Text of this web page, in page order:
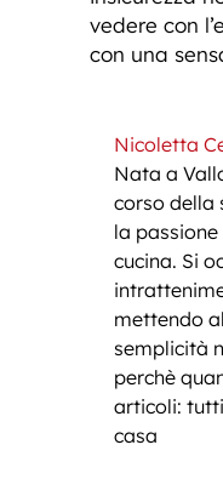
vedere con
con una
Nicoletta
Nata a
corso della
la
cucina. Si
mettendo
semplicità
perchè
articoli:
casa